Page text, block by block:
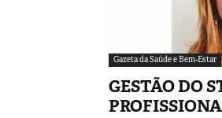
Gazeta da Saúde e Bem-Estar
GESTÃO DO